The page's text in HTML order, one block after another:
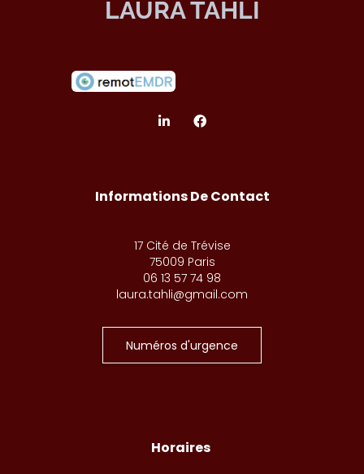
LAURA TAHLI
Informations De Contact
17 Cité de Trévise
75009 Paris
06 13 57 74 98
laura.tahli@gmail.com
Numéros d'urgence
Horaires